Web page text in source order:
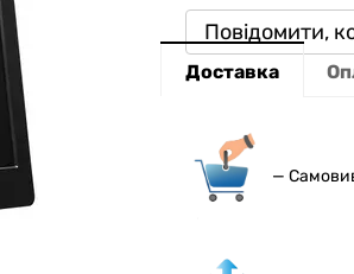
Повідомити,
Доставка
— С